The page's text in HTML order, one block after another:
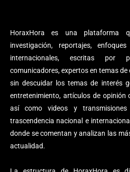
HoraxHora es una plataforma
investigación, reportajes,
internacionales, escritas por
comunicadores, expertos en temas
sin descuidar los temas de interés
entretenimiento, artículos de opinión
así como videos y
trascendencia nacional e
donde se comentan y analizan las
actualidad.